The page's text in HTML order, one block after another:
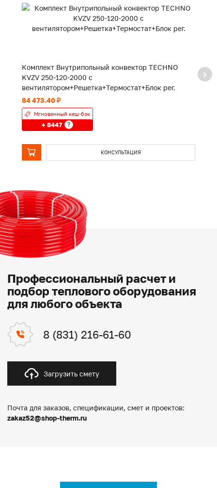
Комплект Внутрипольный конвектор TECHNO
KVZV 250-120-2000 с
вентилятором+Решетка+Термостат+Блок рег.
84 473.40 ₽
Мгновенный кеш-бэк
+ 8447 ?
КОНСУЛЬТАЦИЯ
Профессиональный расчет и
подбор теплового оборудования
для любого объекта
8 (831) 216-61-60
Загрузить смету
Почта для заказов, спецификации, смет и проектов:
zakaz52@shop-therm.ru